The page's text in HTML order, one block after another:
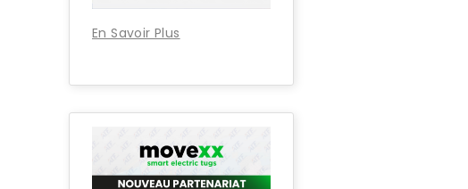
En Savoir Plus